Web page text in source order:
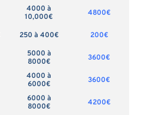
4000 à
10,000€
4800€
250 à 400€
200€
5000 à
8000€
3600€
4000 à
6000€
3600€
6000 à
8000€
4200€